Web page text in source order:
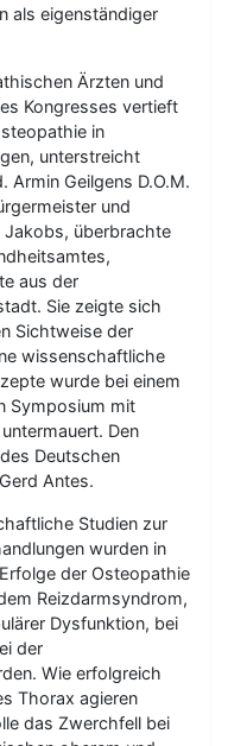
als eigenständiger
Ärzten und
Kongresses vertieft
in
unterstreicht
Armin Geilgens D.O.M.
und
Jakobs, überbrachte
aus der
Sie zeigte sich
Sichtweise der
wissenschaftliche
wurde bei einem
Symposium mit
Den
Deutschen
Antes.
Studien zur
wurden in
der Osteopathie
Reizdarmsyndrom,
Dysfunktion, bei
der
Wie erfolgreich
Thorax agieren
das Zwerchfell bei